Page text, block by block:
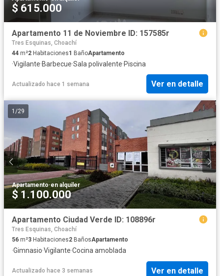
$ 615.000
Apartamento 11 de Noviembre ID: 157585r
Tres Esquinas, Choachí
44 m²2 Habitaciones1 BañoApartamento
·Vigilante·Barbecue·Sala polivalente·Piscina
Actualizado hace 1 semana Ver en detalle
1 /29
Apartamento·en alquiler
$ 1.100.000
Apartamento Ciudad Verde ID: 108896r
Tres Esquinas, Choachí
56 m²3 Habitaciones2 BañosApartamento
·Gimnasio·Vigilante·Cocina amoblada
Actualizado hace 3 semanas Ver en detalle